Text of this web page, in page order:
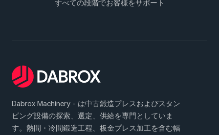
すべての段階でお客様をサポート
Dabrox Machinery - は中古鍛造プレスおよびスタン
ピング設備の探索、選定、供給を専門としていま
す。熱間・冷間鍛造工程、板金プレス加工を含む幅